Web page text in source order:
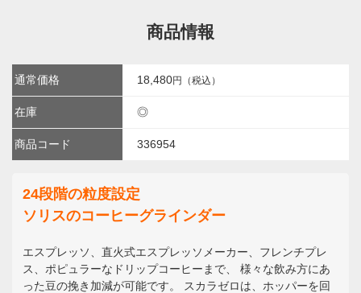
商品情報
通常価格 18,480円（税込）
在庫 ◎
商品コード 336954
24段階の粒度設定
ソリスのコーヒーグラインダー
エスプレッソ、直火式エスプレッソメーカー、フレンチプレ
ス、ポピュラーなドリップコーヒーまで、 様々な飲み方にあ
った豆の挽き加減が可能です。 スカラゼロは、ホッパーを回